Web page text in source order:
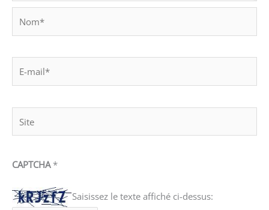
mail*
CAPTCHA *
Saisissez le texte affiché ci-dessus: